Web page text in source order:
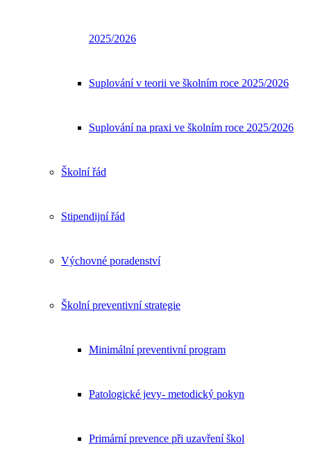
2025/2026
Suplování v teorii ve školním roce 2025/2026
Suplování na praxi ve školním roce 2025/2026
Školní řád
Stipendijní řád
Výchovné poradenství
Školní preventivní strategie
Minimální preventivní program
Patologické jevy- metodický pokyn
Primární prevence při uzavření škol